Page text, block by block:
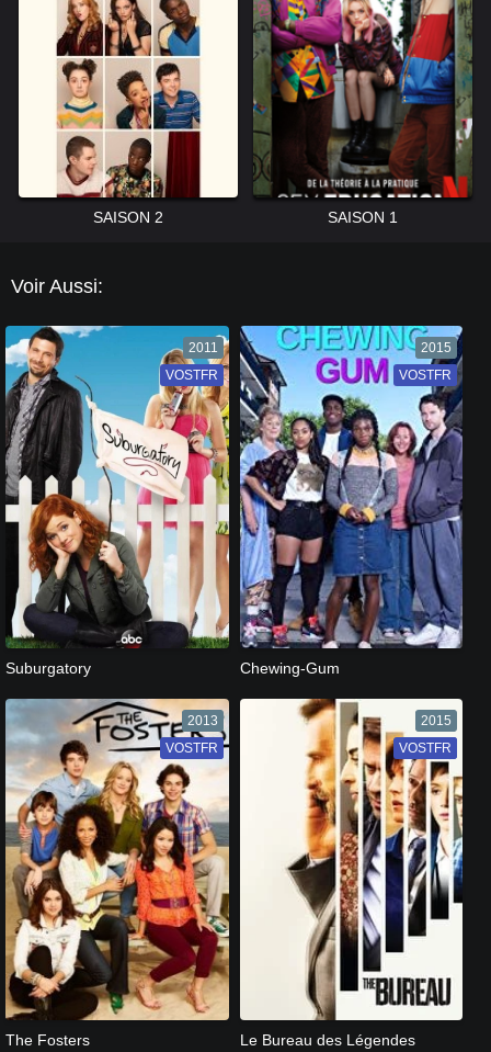
SAISON 2 SAISON 1
Voir Aussi:
2011
VF
VOSTFR
Suburgatory
2015
VF
VOSTFR
Chewing-Gum
2013
VF
VOSTFR
The Fosters
2015
VF
VOSTFR
Le Bureau des Légendes